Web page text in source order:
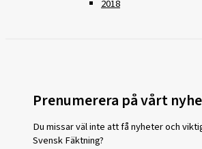
2018
Prenumerera på vårt
Du missar väl inte att få nyheter och
Svensk Fäktning?